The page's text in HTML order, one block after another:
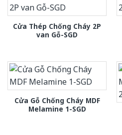
Cửa Thép Chống Cháy 2P
van Gỗ-SGD
Cửa Gỗ Chống Cháy MDF
Melamine 1-SGD